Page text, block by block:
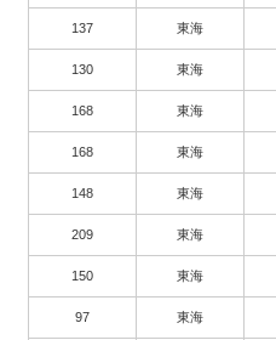
137 東海
130 東海
168 東海
168 東海
148 東海
209 東海
150 東海
97 東海